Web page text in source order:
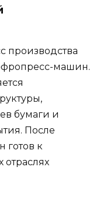
производства
машин.
бумаги и
После
готов к